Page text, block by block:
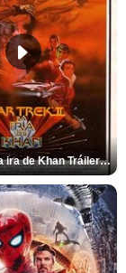
Star Trek II: la ira de Khan Tráiler VO